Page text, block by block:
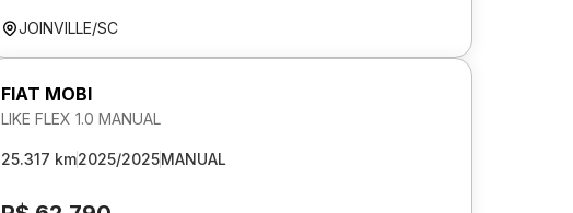
JOINVILLE/SC
FIAT MOBI
LIKE FLEX 1.0 MANUAL
25.317 km2025/2025MANUAL